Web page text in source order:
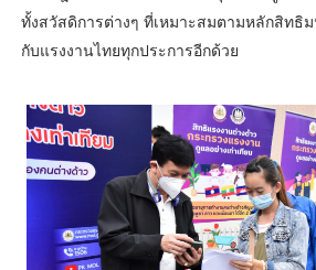
ทั้งสวัสดิการต่างๆ ที่เหมาะสมตามหลักสิทธิ
กับแรงงานไทยทุกประการอีกด้วย